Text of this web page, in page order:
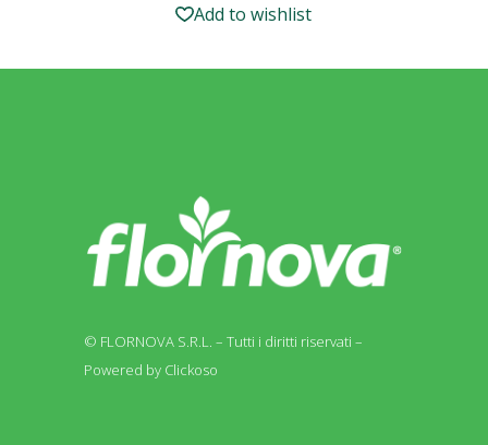
Add to wishlist
© FLORNOVA S.R.L. – Tutti i diritti riservati –
Powered by Clickoso